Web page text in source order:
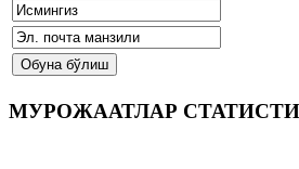
МУРОЖААТЛАР